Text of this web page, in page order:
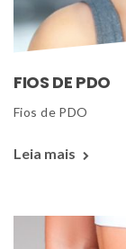
FIOS DE PDO
Fios de PDO
Leia mais